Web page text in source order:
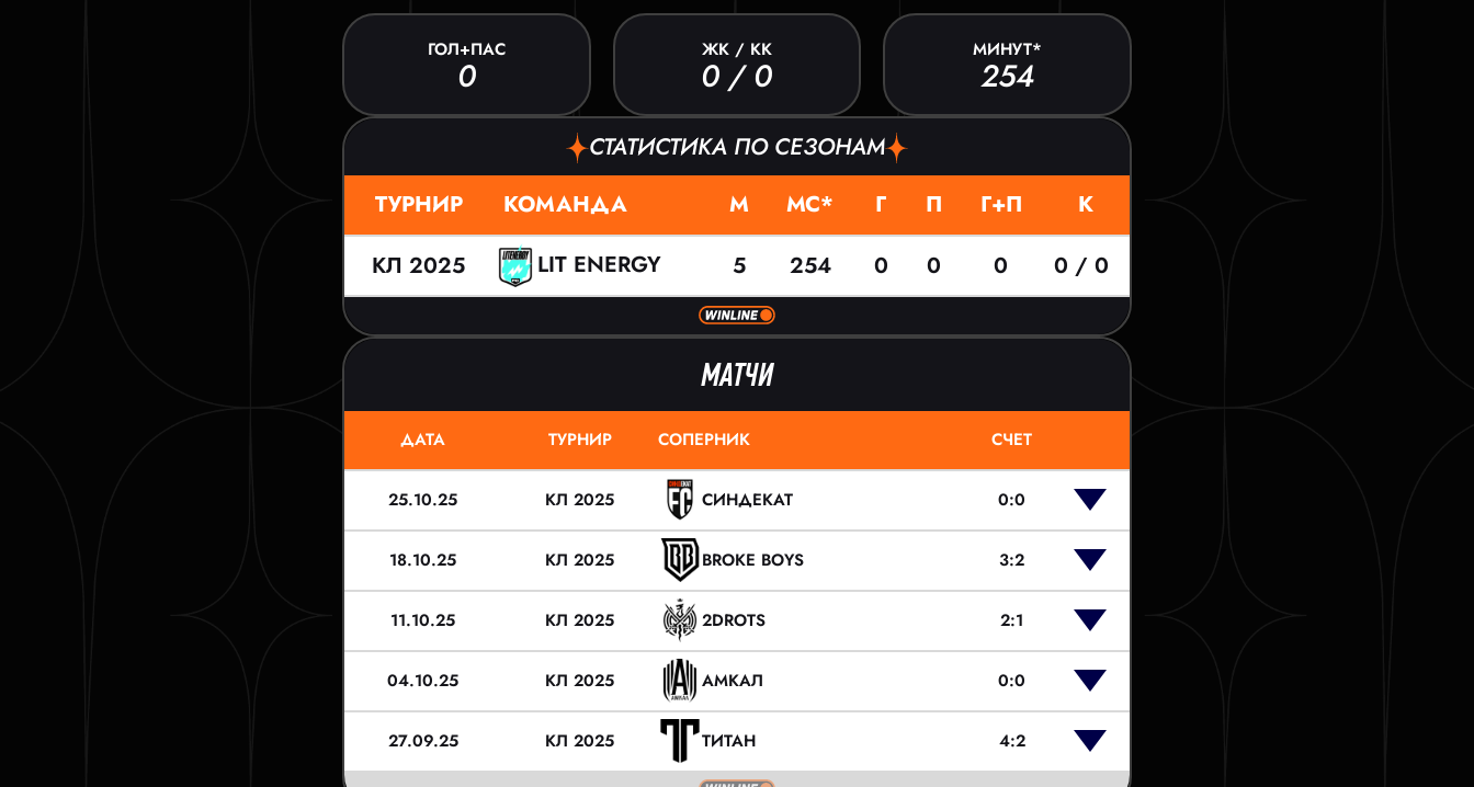
ГОЛ+ПАС
0
ЖК / КК
0 / 0
МИНУТ*
254
СТАТИСТИКА ПО СЕЗОНАМ
ТУРНИР КОМАНДА М МС* Г П Г+П
К
КЛ 2025
LIT ENERGY 5 254 0 0 0 0 / 0
МАТЧИ
ДАТА ТУРНИР СОПЕРНИК СЧЕТ
25.10.25 КЛ 2025 СИНДЕКАТ 0:0
18.10.25 КЛ 2025 BROKE BOYS 3:2
11.10.25 КЛ 2025 2DROTS 2:1
04.10.25 КЛ 2025 АМКАЛ 0:0
27.09.25 КЛ 2025 ТИТАН 4:2